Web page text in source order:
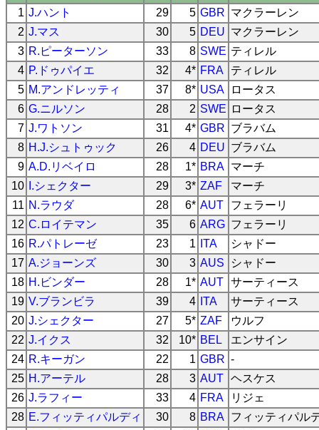
1 J.ハント 29 5 GBR マクラーレン
2 J.マス 30 5 DEU マクラーレン
3 R.ピーターソン 33 8 SWE ティレル
4 P.ドゥパイエ 32 4* FRA
ティレル
5 M.アンドレッティ 37 8* USA
ロータス
6 G.ニルソン 28 2 SWE ロータス
7 J.ワトソン 31 4* GBR ブラバム
8 H.J.シュトゥック 26 4 DEU ブラバム
9 A.D.リベイロ 28 1* BRA マーチ
10
I.シェクター 29 3* ZAF
マーチ
11 N.ラウダ 28 6* AUT
フェラーリ
12 C.ロイテマン 35 6 ARG フェラーリ
16 R.パトレーゼ 23 1 ITA
シャドー
17 A.ジョーンズ 30 3 AUS
シャドー
18 H.ビンダー 28 1* AUT サーティース
19 V.ブランビラ 39 4 ITA
サーティース
20 J.シェクター 27 5* ZAF
ウルフ
22 J.イクス 32 10* BEL
エンサイン
24 R.キーガン 22 1 GBR -
25 H.アーテル 28 3 AUT ヘスケス
26 J.ラフィー 33 4 FRA
リジェ
28 E.フィッティパルディ 30 8 BRA フィッティパル